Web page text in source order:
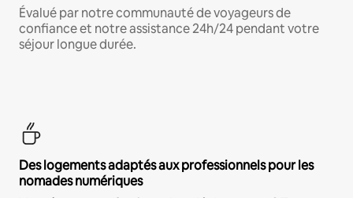
Évalué par notre communauté de voyageurs de
confiance et notre assistance 24h/24 pendant votre
séjour longue durée.
Des logements adaptés aux professionnels pour les
nomades numériques